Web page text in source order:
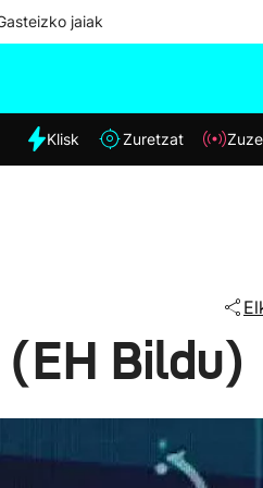
jaiak
Klisk Zuretzat
Bildu)